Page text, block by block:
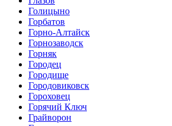
Голицыно
Горбатов
Горно-Алтайск
Горнозаводск
Горняк
Городец
Городище
Городовиковск
Гороховец
Горячий Ключ
Грайворон